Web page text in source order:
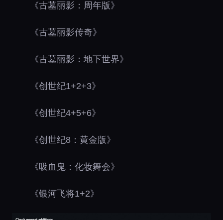
《古墓丽影：周年版》
《古墓丽影传奇》
《古墓丽影：地下世界》
《创世纪1+2+3》
《创世纪4+5+6》
《创世纪8：黄金版》
《吸血鬼：化妆舞会》
《银河飞将1+2》